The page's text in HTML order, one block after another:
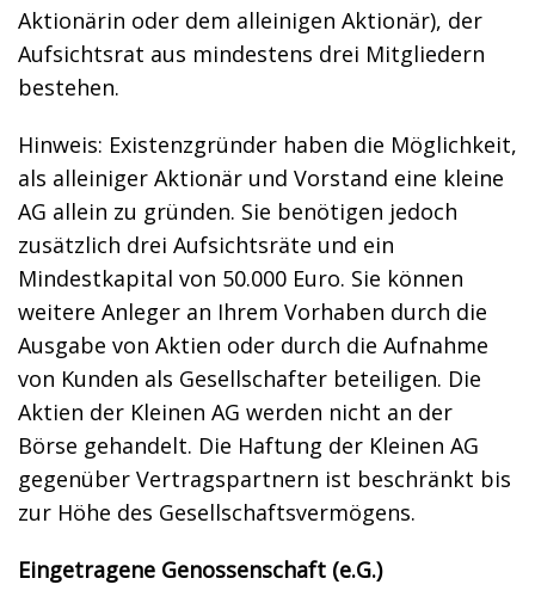
Aktionärin oder dem alleinigen Aktionär), der
Aufsichtsrat aus mindestens drei Mitgliedern
bestehen.
Hinweis: Existenzgründer haben die Möglichkeit,
als alleiniger Aktionär und Vorstand eine kleine
AG allein zu gründen. Sie benötigen jedoch
zusätzlich drei Aufsichtsräte und ein
Mindestkapital von 50.000 Euro. Sie können
weitere Anleger an Ihrem Vorhaben durch die
Ausgabe von Aktien oder durch die Aufnahme
von Kunden als Gesellschafter beteiligen. Die
Aktien der Kleinen AG werden nicht an der
Börse gehandelt. Die Haftung der Kleinen AG
gegenüber Vertragspartnern ist beschränkt bis
zur Höhe des Gesellschaftsvermögens.
Eingetragene Genossenschaft (e.G.)